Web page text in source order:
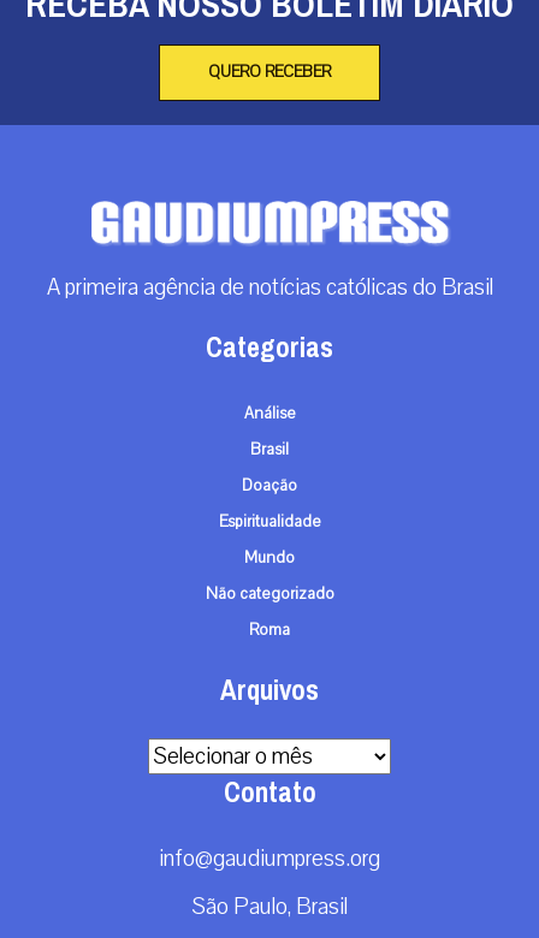
QUERO RECEBER
A primeira agência de notícias católicas do Brasil
Categorias
Análise
Brasil
Doação
Espiritualidade
Mundo
Não categorizado
Roma
Arquivos
Arquivos
Contato
info@gaudiumpress.org
São Paulo, Brasil